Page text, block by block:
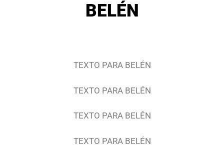
BELÉN
TEXTO PARA BELÉN
TEXTO PARA BELÉN
TEXTO PARA BELÉN
TEXTO PARA BELÉN